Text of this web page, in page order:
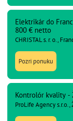
Elektrikár do
800 € netto
CHRISTAL s. r. o.,
Pozri ponuku
Kontrolór kvality -
ProLife Agency s.r.o.,